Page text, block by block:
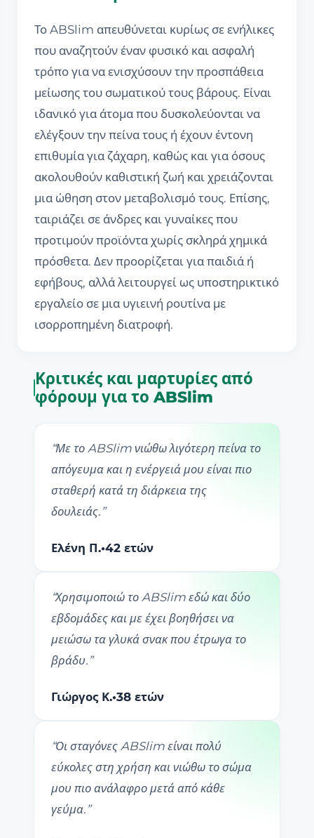
Το ABSlim απευθύνεται κυρίως σε ενήλικες
που αναζητούν έναν φυσικό και ασφαλή
τρόπο για να ενισχύσουν την προσπάθεια
μείωσης του σωματικού τους βάρους. Είναι
ιδανικό για άτομα που δυσκολεύονται να
ελέγξουν την πείνα τους ή έχουν έντονη
επιθυμία για ζάχαρη, καθώς και για όσους
ακολουθούν καθιστική ζωή και χρειάζονται
μια ώθηση στον μεταβολισμό τους. Επίσης,
ταιριάζει σε άνδρες και γυναίκες που
προτιμούν προϊόντα χωρίς σκληρά χημικά
πρόσθετα. Δεν προορίζεται για παιδιά ή
εφήβους, αλλά λειτουργεί ως υποστηρικτικό
εργαλείο σε μια υγιεινή ρουτίνα με
ισορροπημένη διατροφή.
Κριτικές και μαρτυρίες από
φόρουμ για το ABSlim
“Με το ABSlim νιώθω λιγότερη πείνα το
απόγευμα και η ενέργειά μου είναι πιο
σταθερή κατά τη διάρκεια της
δουλειάς. ”
Ελένη Π.•42 ετών
“Χρησιμοποιώ το ABSlim εδώ και δύο
εβδομάδες και με έχει βοηθήσει να
μειώσω τα γλυκά σνακ που έτρωγα το
βράδυ. ”
Γιώργος Κ.•38 ετών
“Οι σταγόνες ABSlim είναι πολύ
εύκολες στη χρήση και νιώθω το σώμα
μου πιο ανάλαφρο μετά από κάθε
γεύμα. ”